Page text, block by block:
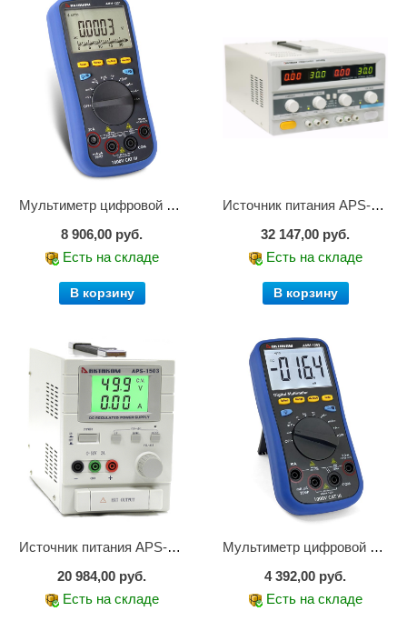
Мультиметр цифровой АММ-1221
8 906,00 руб.
Есть на складе
В корзину
Источник питания APS-2236
32 147,00 руб.
Есть на складе
В корзину
Источник питания APS-1503
20 984,00 руб.
Есть на складе
Мультиметр цифровой АММ-1203
4 392,00 руб.
Есть на складе